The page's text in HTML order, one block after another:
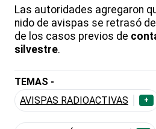
Las autoridades agregaron
nido de avispas se retrasó
de los casos previos de
silvestre.
TEMAS -
AVISPAS RADIOACTIVAS
+